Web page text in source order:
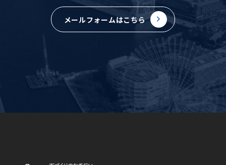
メールフォームはこちら